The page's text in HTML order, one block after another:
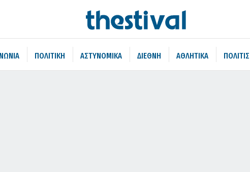
ΠΟΛΙΤΙΚΗ ΑΣΤΥΝΟΜΙΚΑ ΔΙΕΘΝΗ ΑΘΛΗΤΙΚΑ